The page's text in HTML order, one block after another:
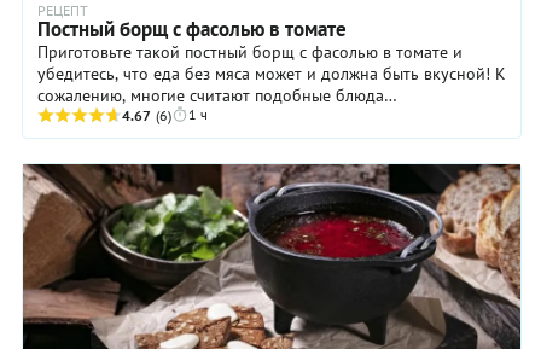
РЕЦЕПТ
Постный борщ с фасолью в томате
Приготовьте такой постный борщ с фасолью в томате и
убедитесь, что еда без мяса может и должна быть вкусной! К
сожалению, многие считают подобные блюда
неинтересными и малоаппетитными, потому редко ...
4.67 (6) 1 ч